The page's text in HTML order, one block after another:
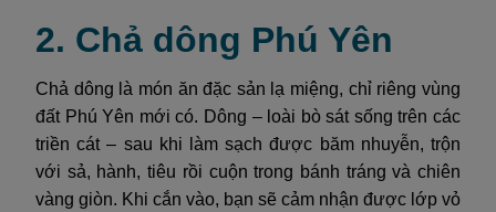
2. Chả dông Phú Yên
Chả dông là món ăn đặc sản lạ miệng, chỉ riêng vùng
đất Phú Yên mới có. Dông – loài bò sát sống trên các
triền cát – sau khi làm sạch được băm nhuyễn, trộn
với sả, hành, tiêu rồi cuộn trong bánh tráng và chiên
vàng giòn. Khi cắn vào, bạn sẽ cảm nhận được lớp vỏ